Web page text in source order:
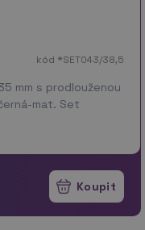
kód *SET043/38,5
mm s prodlouženou
mat. Set